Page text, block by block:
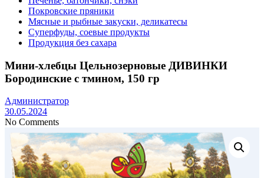
Покровские пряники
Мясные и рыбные закуски, деликатесы
Суперфуды, соевые продукты
Продукция без сахара
Мини-хлебцы Цельнозерновые ДИВИНКИ
Бородинские с тмином, 150 гр
Администратор
30.05.2024
No Comments